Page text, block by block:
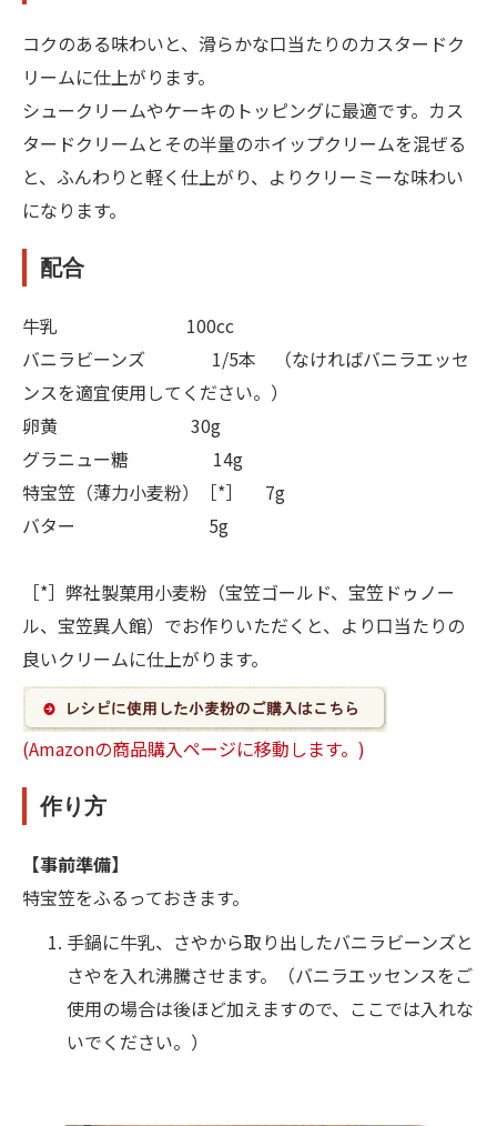
コクのある味わいと、滑らかな口当たりのカスタードク
リームに仕上がります。
シュークリームやケーキのトッピングに最適です。カス
タードクリームとその半量のホイップクリームを混ぜる
と、ふんわりと軽く仕上がり、よりクリーミーな味わい
になります。
配合
牛乳 100cc
バニラビーンズ 1/5本 （なければバニラエッセ
ンスを適宜使用してください。）
卵黄 30g
グラニュー糖 14g
特宝笠（薄力小麦粉）［*］ 7g
バター 5g
［*］弊社製菓用小麦粉（宝笠ゴールド、宝笠ドゥノー
ル、宝笠異人館）でお作りいただくと、より口当たりの
良いクリームに仕上がります。
(Amazonの商品購入ページに移動します。)
作り方
【事前準備】
特宝笠をふるっておきます。
手鍋に牛乳、さやから取り出したバニラビーンズと
さやを入れ沸騰させます。（バニラエッセンスをご
使用の場合は後ほど加えますので、ここでは入れな
いでください。）